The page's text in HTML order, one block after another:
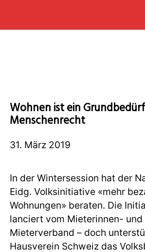
Wohnen ist ein
Menschenrecht
31. März 2019
In der Wintersession hat der
Eidg. Volksinitiative «mehr
Wohnungen» beraten. Die
lanciert vom Mieterinnen- und
Mieterverband – doch
Hausverein Schweiz das